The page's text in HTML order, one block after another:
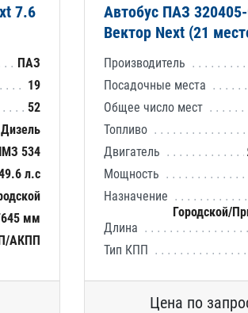
7.6
ПАЗ
19
52
Дизель
534
л.с
мм
АКПП
Автобус ПАЗ
Вектор Next (21
Производитель
Посадочные места
Общее число мест
Топливо
Двигатель
Мощность
Назначение
Городской/
Длина
Тип КПП
Цена по